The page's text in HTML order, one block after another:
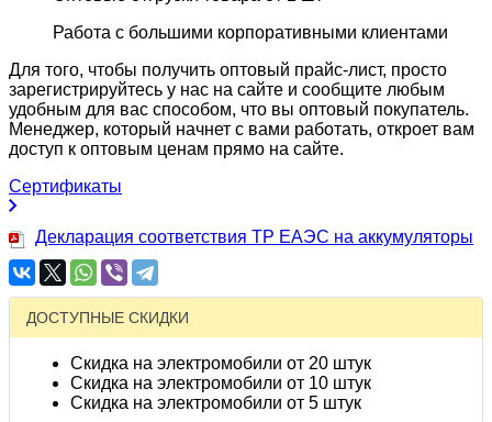
Работа с большими корпоративными клиентами
Для того, чтобы получить оптовый прайс-лист, просто
зарегистрируйтесь у нас на сайте и сообщите любым
удобным для вас способом, что вы оптовый покупатель.
Менеджер, который начнет с вами работать, откроет вам
доступ к оптовым ценам прямо на сайте.
Сертификаты
Декларация соответствия ТР ЕАЭС на аккумуляторы
ДОСТУПНЫЕ СКИДКИ
Скидка на электромобили от 20 штук
Скидка на электромобили от 10 штук
Скидка на электромобили от 5 штук